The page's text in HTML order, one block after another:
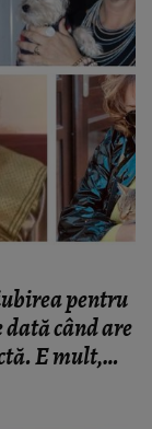
pentru
când are
E mult,